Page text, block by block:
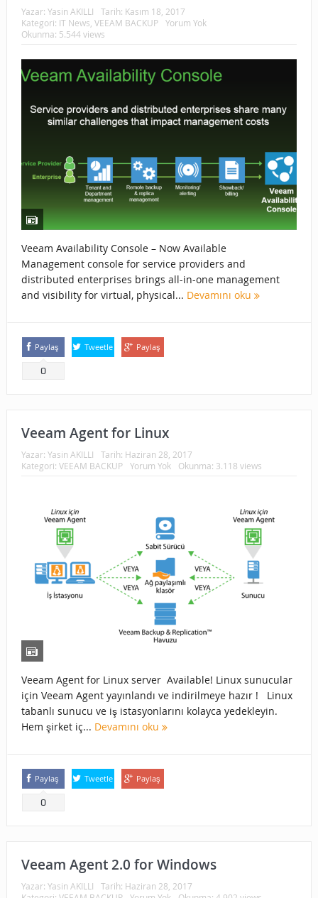
Yazar: Yasin AKILLI Tarih: Kasım 18, 2017
Kategori: IT News VEEAM BACKUP
Yorum Yok
Okunma: 5.544 views
Veeam Availability Console – Now Available
Management console for service providers and
distributed enterprises brings all-in-one management
and visibility for virtual, physical... Devamını oku
Paylaş
0
Tweetle Paylaş
Veeam Agent for Linux
Yazar: Yasin AKILLI Tarih: Haziran 28, 2017
Kategori: VEEAM BACKUP Yorum Yok Okunma: 3.118 views
Veeam Agent for Linux server Available! Linux sunucular
için Veeam Agent yayınlandı ve indirilmeye hazır ! Linux
tabanlı sunucu ve iş istasyonlarını kolayca yedekleyin.
Hem şirket iç... Devamını oku
Paylaş
0
Tweetle Paylaş
Veeam Agent 2.0 for Windows
Yazar: Yasin AKILLI Tarih: Haziran 28, 2017